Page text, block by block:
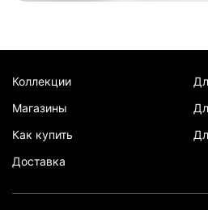
Коллекции
Магазины
Как купить
Доставка